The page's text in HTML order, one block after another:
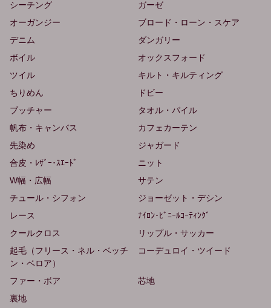
シーチング
ガーゼ
オーガンジー
ブロード・ローン・スケア
デニム
ダンガリー
ボイル
オックスフォード
ツイル
キルト・キルティング
ちりめん
ドビー
ブッチャー
タオル・パイル
帆布・キャンバス
カフェカーテン
先染め
ジャガード
合皮・ﾚｻﾞｰ･ｽｴｰﾄﾞ
ニット
W幅・広幅
サテン
チュール・シフォン
ジョーゼット・デシン
レース
ﾅｲﾛﾝ･ﾋﾞﾆｰﾙｺｰﾃｨﾝｸﾞ
クールクロス
リップル・サッカー
起毛（フリース・ネル・ベッチ
ン・ベロア）
コーデュロイ・ツイード
ファー・ボア
芯地
裏地